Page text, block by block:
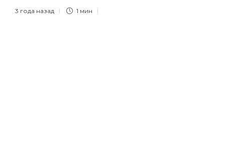
3 года назад 1 мин